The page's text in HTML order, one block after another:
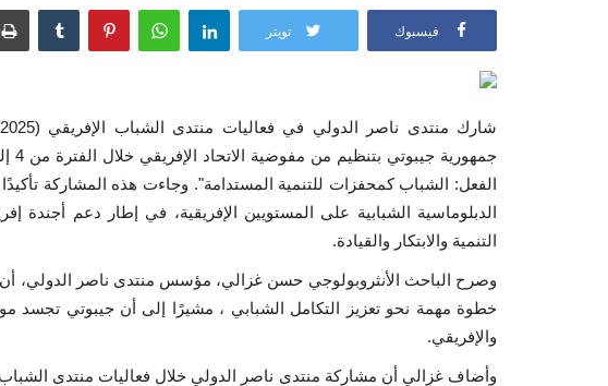
فيسبوك تويتر
الفعل: الشباب كمحفزات للتنمية المستدامة". وجاءت هذه المشاركة
التنمية والابتكار والقيادة.
وصرح الباحث الأنثروبولوجي حسن غزالي، مؤسس منتدى ناصر الدولي،
خطوة مهمة نحو تعزيز التكامل الشبابي ، مشيرًا إلى أن جيبوتي تجسد
والإفريقي.
وأضاف غزالي أن مشاركة منتدى ناصر الدولي خلال فعاليات منتدى